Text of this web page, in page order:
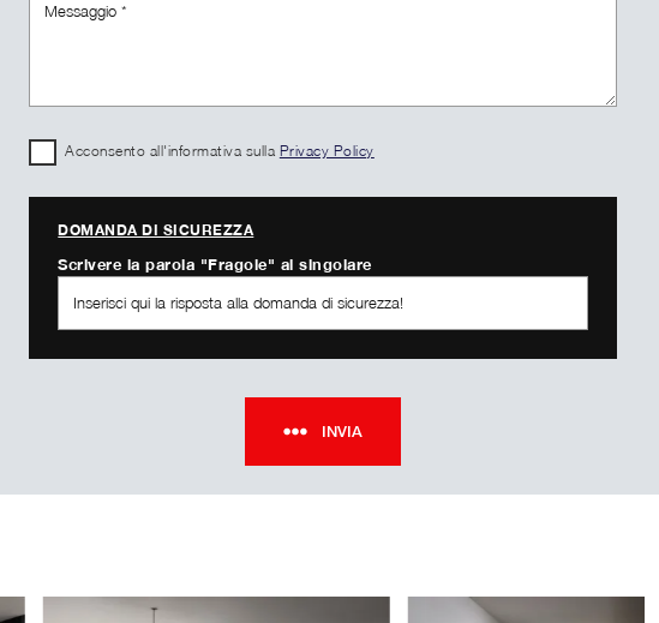
Acconsento all'informativa sulla Privacy Policy
DOMANDA DI SICUREZZA
Scrivere la parola "Fragole" al singolare
INVIA